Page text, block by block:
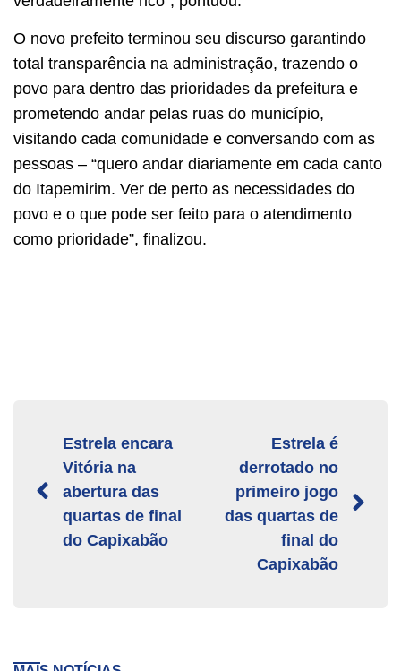
O novo prefeito terminou seu discurso garantindo
total transparência na administração, trazendo o
povo para dentro das prioridades da prefeitura e
prometendo andar pelas ruas do município,
visitando cada comunidade e conversando com as
pessoas – “quero andar diariamente em cada canto
do Itapemirim. Ver de perto as necessidades do
povo e o que pode ser feito para o atendimento
como prioridade”, finalizou.
Estrela encara
Vitória na
abertura das
quartas de final
do Capixabão
Estrela é
derrotado no
primeiro jogo
das quartas de
final do
Capixabão